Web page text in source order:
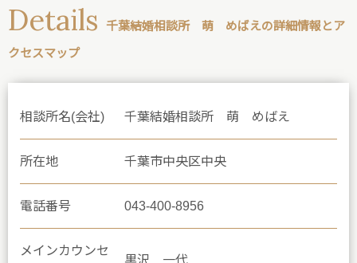
Details
千葉結婚相談所 萌 めばえの詳細情報とア
クセスマップ
相談所名(会社) 千葉結婚相談所 萌 めばえ
所在地 千葉市中央区中央
電話番号 043-400-8956
メインカウンセ
黒沢 一代